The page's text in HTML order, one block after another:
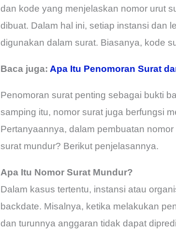
dan kode yang menjelaskan nomor urut
dibuat. Dalam hal ini, setiap instansi dan
digunakan dalam surat. Biasanya, kode
Baca juga: Apa Itu Penomoran Surat
Penomoran surat penting sebagai bukti
samping itu, nomor surat juga berfungsi
Pertanyaannya, dalam pembuatan
surat mundur? Berikut penjelasannya.
Apa Itu Nomor Surat Mundur?
Dalam kasus tertentu, instansi atau
backdate. Misalnya, ketika melakukan
dan turunnya anggaran tidak dapat